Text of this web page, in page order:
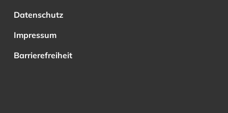
Datenschutz
Impressum
Barrierefreiheit